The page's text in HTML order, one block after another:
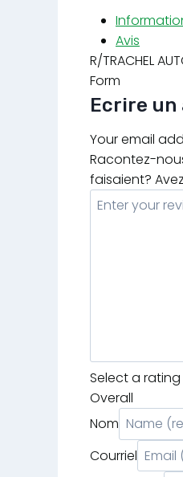
Avis
R/TRACHEL
Form
Ecrire un
Your email
Racontez-
faisaient?
Select a rating
Overall
Nom
Courriel